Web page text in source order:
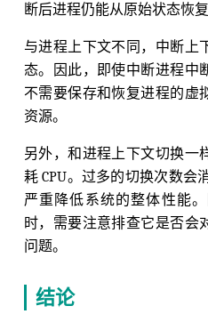
断后进程仍能从原始状态恢复
与进程上下文不同，中断上
态。因此，即使中断进程中
不需要保存和恢复进程的虚
资源。
另外，和进程上下文切换一
耗 CPU。过多的切换次数会
严重降低系统的整体性能
时，需要注意排查它是否会
问题。
结论